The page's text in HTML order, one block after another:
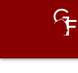
Fundação